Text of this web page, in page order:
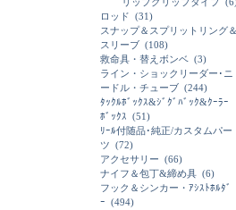
ロッド (31)
スナップ＆スプリットリング＆
スリーブ (108)
救命具・替えボンベ (3)
ライン・ショックリーダー･ニ
ードル・チューブ (244)
ﾀｯｸﾙﾎﾞｯｸｽ&ｼﾞｸﾞﾊﾞｯｸ&ｸｰﾗｰ
ﾎﾞｯｸｽ (51)
ﾘｰﾙ付随品･純正/カスタムパー
ツ (72)
アクセサリー (66)
ナイフ＆包丁&締め具 (6)
フック＆シンカー・ｱｼｽﾄﾎﾙﾀﾞ
ｰ (494)